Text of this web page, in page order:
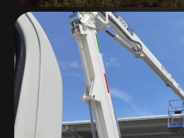
Úvod
Služby
O společnosti
Kariéra
Kontakty